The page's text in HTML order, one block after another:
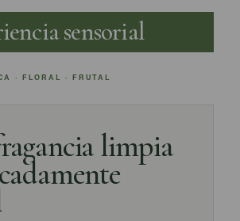
sensorial
· FLORAL · FRUTAL
limpia